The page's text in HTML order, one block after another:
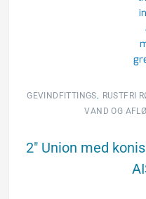
GEVINDFITTINGS, RUSTFRI
VAND OG
2″ Union med